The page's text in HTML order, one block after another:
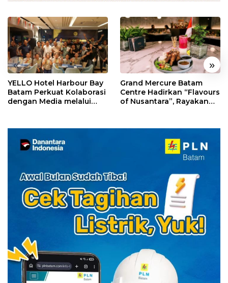
« »
YELLO Hotel Harbour Bay
Batam Perkuat Kolaborasi
dengan Media melalui
Grand Mercure Batam
Centre Hadirkan “Flavours
of Nusantara”, Rayakan